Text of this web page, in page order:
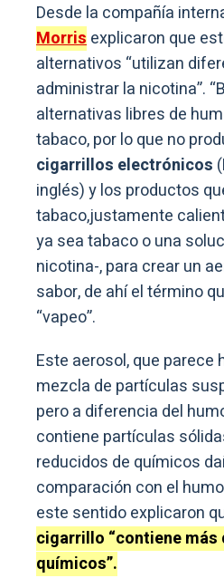
Desde la compañía
Morrisexplicaron que
alternativos “utilizan
administrar la nicotina”.
alternativas libres de
tabaco, por lo que no
cigarrillos electrónicos
inglés) y los productos
tabaco,justamente
ya sea tabaco o una
nicotina-, para crear un
sabor, de ahí el término
“vapeo”.
Este aerosol, que parece
mezcla de partículas
pero a diferencia del
contiene partículas
reducidos de químicos
comparación con el
este sentido explicaron
cigarrillo “contiene más
químicos”.